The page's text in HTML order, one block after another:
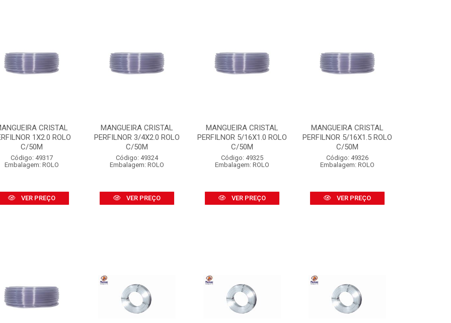
CRISTAL
1X2.0 ROLO
C/50M
Código: 49317
Embalagem: ROLO
VER PREÇO
MANGUEIRA CRISTAL
PERFILNOR 3/4X2.0 ROLO
C/50M
Código: 49324
Embalagem: ROLO
VER PREÇO
MANGUEIRA CRISTAL
PERFILNOR 5/16X1.0 ROLO
C/50M
Código: 49325
Embalagem: ROLO
VER PREÇO
MANGUEIRA CRISTAL
PERFILNOR 5/16X1.5 ROLO
C/50M
Código: 49326
Embalagem: ROLO
VER PREÇO